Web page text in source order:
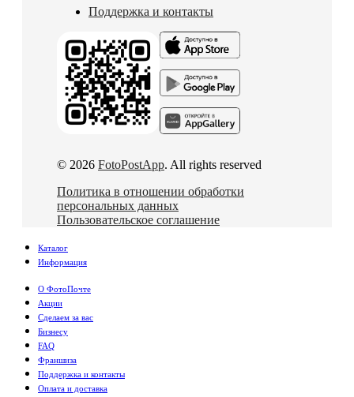
Поддержка и контакты
© 2026 FotoPostApp. All rights reserved
Политика в отношении обработки
персональных данных
Пользовательское соглашение
Каталог
Информация
О ФотоПочте
Акции
Сделаем за вас
Бизнесу
FAQ
Франшиза
Поддержка и контакты
Оплата и доставка